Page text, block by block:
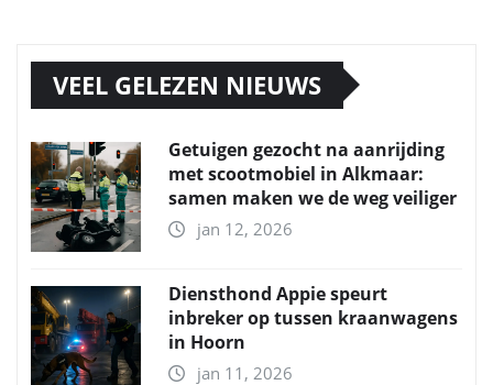
VEEL GELEZEN NIEUWS
Getuigen gezocht na aanrijding
met scootmobiel in Alkmaar:
samen maken we de weg veiliger
jan 12, 2026
Diensthond Appie speurt
inbreker op tussen kraanwagens
in Hoorn
jan 11, 2026